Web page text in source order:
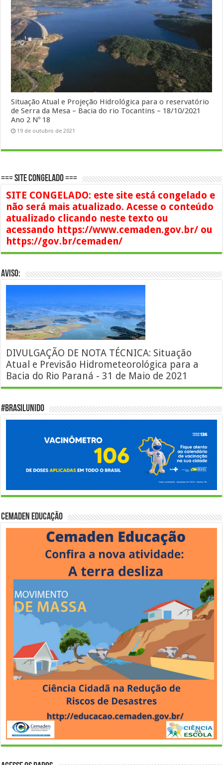
Situação Atual e Projeção Hidrológica para o reservatório
de Serra da Mesa – Bacia do rio Tocantins – 18/10/2021
Ano 2 Nº 18
19 de outubro de 2021
=== SITE CONGELADO ===
SITE CONGELADO: este site está congelado e
não será mais atualizado. Acesse o conteúdo
atualizado clicando neste texto ou
acessando https://www.cemaden.gov.br/ ou
https://gov.br/cemaden/
AVISO:
DIVULGAÇÃO DE NOTA TÉCNICA: Situação
Atual e Previsão Hidrometeorológica para a
Bacia do Rio Paraná - 31 de Maio de 2021
#BrasilUnido
Cemaden Educação